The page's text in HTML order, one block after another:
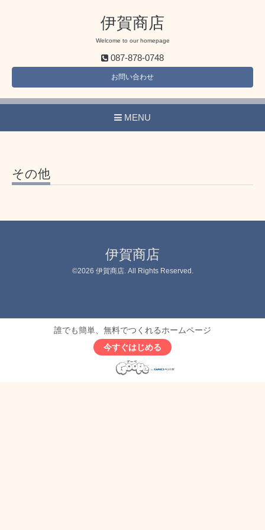
伊賀商店
Welcome to our homepage
087-878-0748
お問い合わせ
MENU
その他
伊賀商店
©2026 伊賀商店. All Rights Reserved.
誰でも簡単、無料でつくれるホームページ
今すぐはじめる